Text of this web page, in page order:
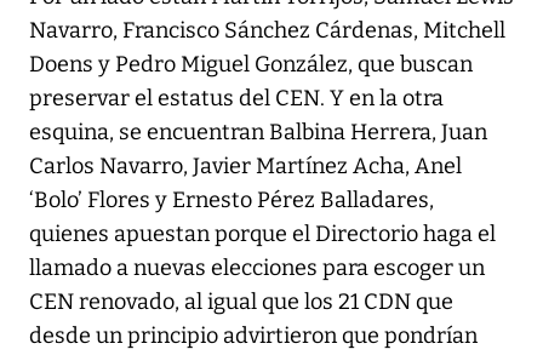
Navarro, Francisco Sánchez Cárdenas, Mitchell
Doens y Pedro Miguel González, que buscan
preservar el estatus del CEN. Y en la otra
esquina, se encuentran Balbina Herrera, Juan
Carlos Navarro, Javier Martínez Acha, Anel
‘Bolo’ Flores y Ernesto Pérez Balladares,
quienes apuestan porque el Directorio haga el
llamado a nuevas elecciones para escoger un
CEN renovado, al igual que los 21 CDN que
desde un principio advirtieron que pondrían